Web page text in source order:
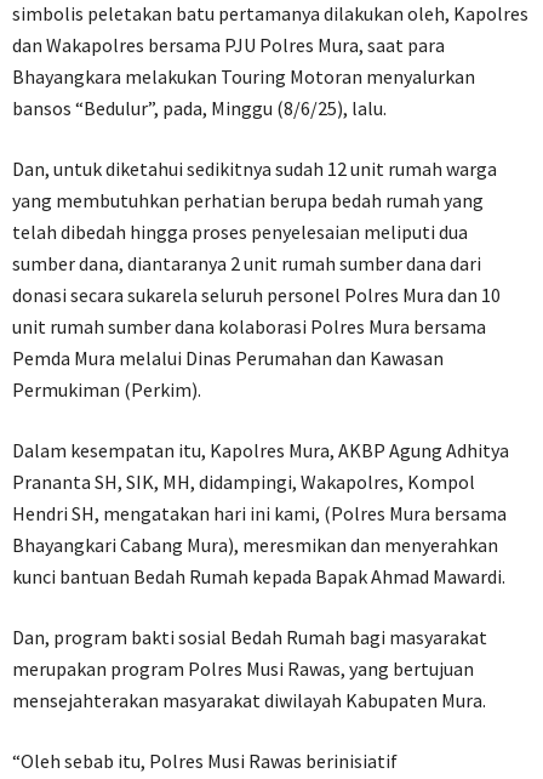
simbolis peletakan batu pertamanya dilakukan oleh, Kapolres
dan Wakapolres bersama PJU Polres Mura, saat para
Bhayangkara melakukan Touring Motoran menyalurkan
bansos “Bedulur”, pada, Minggu (8/6/25), lalu.
Dan, untuk diketahui sedikitnya sudah 12 unit rumah warga
yang membutuhkan perhatian berupa bedah rumah yang
telah dibedah hingga proses penyelesaian meliputi dua
sumber dana, diantaranya 2 unit rumah sumber dana dari
donasi secara sukarela seluruh personel Polres Mura dan 10
unit rumah sumber dana kolaborasi Polres Mura bersama
Pemda Mura melalui Dinas Perumahan dan Kawasan
Permukiman (Perkim).
Dalam kesempatan itu, Kapolres Mura, AKBP Agung Adhitya
Prananta SH, SIK, MH, didampingi, Wakapolres, Kompol
Hendri SH, mengatakan hari ini kami, (Polres Mura bersama
Bhayangkari Cabang Mura), meresmikan dan menyerahkan
kunci bantuan Bedah Rumah kepada Bapak Ahmad Mawardi.
Dan, program bakti sosial Bedah Rumah bagi masyarakat
merupakan program Polres Musi Rawas, yang bertujuan
mensejahterakan masyarakat diwilayah Kabupaten Mura.
“Oleh sebab itu, Polres Musi Rawas berinisiatif